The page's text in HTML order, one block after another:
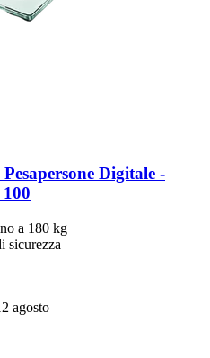
Digitale -​
a 180 kg
sicurezza
agosto